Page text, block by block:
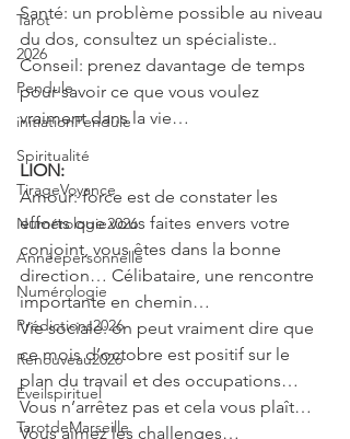
Tarot
2026
Pendule
initiationPendule
Spiritualité
TirageVoyance
Numérologie2026
Annéepersonnelle
Numérologie
Prédictions2026
Renouveau2026
Eveilspirituel
TarotdeMarseille
Santé: un problème possible au niveau
du dos, consultez un spécialiste..
Conseil: prenez davantage de temps
pour savoir ce que vous voulez
vraiment dans la vie…
LION:
Amour: force est de constater les
efforts que vous faites envers votre
conjoint, vous êtes dans la bonne
direction… Célibataire, une rencontre
importante en chemin…
Vie sociale: on peut vraiment dire que
ce mois d’octobre est positif sur le
plan du travail et des occupations…
Vous n’arrêtez pas et cela vous plaît…
Vous aimez les challenges…